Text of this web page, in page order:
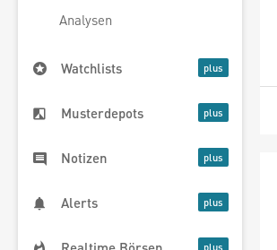
Analysen
Watchlists
Musterdepots
Notizen
Alerts